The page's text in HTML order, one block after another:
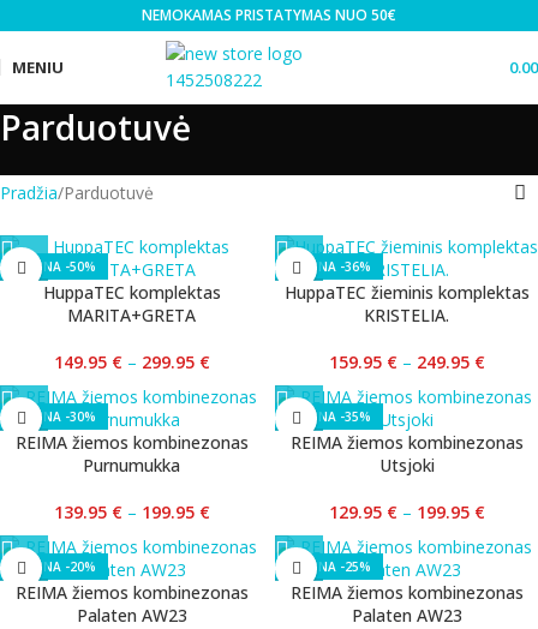
NEMOKAMAS PRISTATYMAS NUO 50€
MENIU
Parduotuvė
Pradžia Parduotuvė
-50%
HuppaTEC komplektas
MARITA+GRETA
149.95 € – 299.95 €
-36%
HuppaTEC žieminis komplektas
KRISTELIA.
159.95 € – 249.95 €
-30%
REIMA žiemos kombinezonas
Purnumukka
139.95 € – 199.95 €
-35%
REIMA žiemos kombinezonas
Utsjoki
129.95 € – 199.95 €
-20%
REIMA žiemos kombinezonas
Palaten AW23
-25%
REIMA žiemos kombinezonas
Palaten AW23